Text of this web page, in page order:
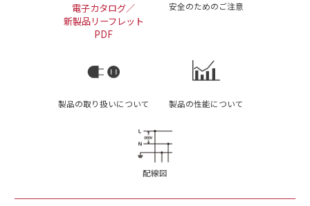
電子カタログ／
新製品リーフレット
PDF
安全のためのご注意
製品の取り扱いについて 製品の性能について
配線図